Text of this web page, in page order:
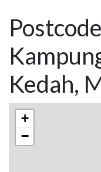
Kedah,
+
−